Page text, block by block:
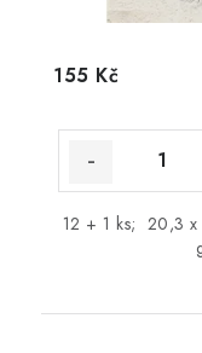
155 Kč
12 + 1 ks; 20,3 x